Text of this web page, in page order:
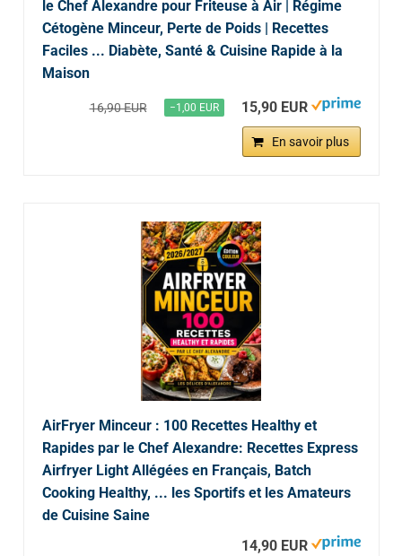
le Chef Alexandre pour Friteuse à Air | Régime
Cétogène Minceur, Perte de Poids | Recettes
Faciles ... Diabète, Santé & Cuisine Rapide à la
Maison
16,90 EUR −1,00 EUR 15,90 EUR
En savoir plus
AirFryer Minceur : 100 Recettes Healthy et
Rapides par le Chef Alexandre: Recettes Express
Airfryer Light Allégées en Français, Batch
Cooking Healthy, ... les Sportifs et les Amateurs
de Cuisine Saine
14,90 EUR